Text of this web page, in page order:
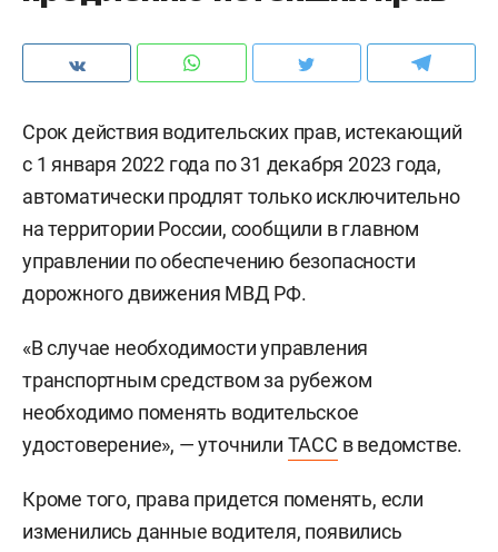
Срок действия водительских прав, истекающий
с 1 января 2022 года по 31 декабря 2023 года,
автоматически продлят только исключительно
на территории России, сообщили в главном
управлении по обеспечению безопасности
дорожного движения МВД РФ.
«В случае необходимости управления
транспортным средством за рубежом
необходимо поменять водительское
удостоверение», — уточнили ТАСС в ведомстве.
Кроме того, права придется поменять, если
изменились данные водителя, появились